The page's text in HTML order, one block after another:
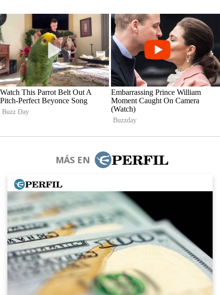
MÁS EN